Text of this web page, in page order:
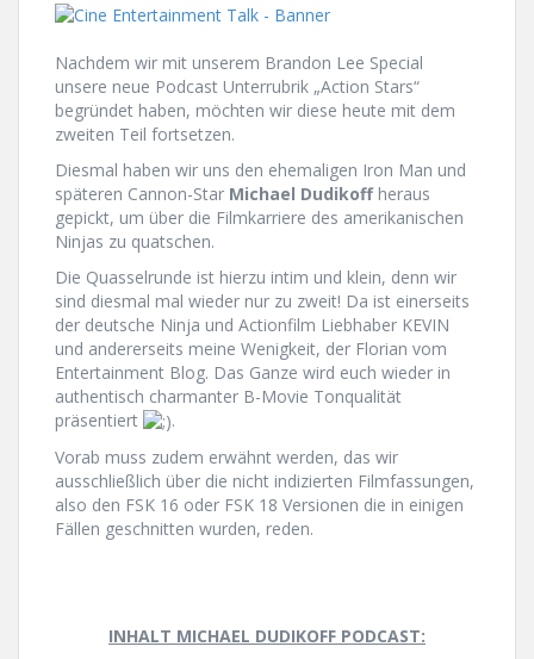
Nachdem wir mit unserem Brandon Lee Special
unsere neue Podcast Unterrubrik „Action Stars“
begründet haben, möchten wir diese heute mit dem
zweiten Teil fortsetzen.
Diesmal haben wir uns den ehemaligen Iron Man und
späteren Cannon-Star Michael Dudikoffheraus
gepickt, um über die Filmkarriere des amerikanischen
Ninjas zu quatschen.
Die Quasselrunde ist hierzu intim und klein, denn wir
sind diesmal mal wieder nur zu zweit! Da ist einerseits
der deutsche Ninja und Actionfilm Liebhaber KEVIN
und andererseits meine Wenigkeit, der Florian vom
Entertainment Blog. Das Ganze wird euch wieder in
authentisch charmanter B-Movie Tonqualität
präsentiert
.
Vorab muss zudem erwähnt werden, das wir
ausschließlich über die nicht indizierten Filmfassungen,
also den FSK 16 oder FSK 18 Versionen die in einigen
Fällen geschnitten wurden, reden.
INHALT MICHAEL DUDIKOFF PODCAST: